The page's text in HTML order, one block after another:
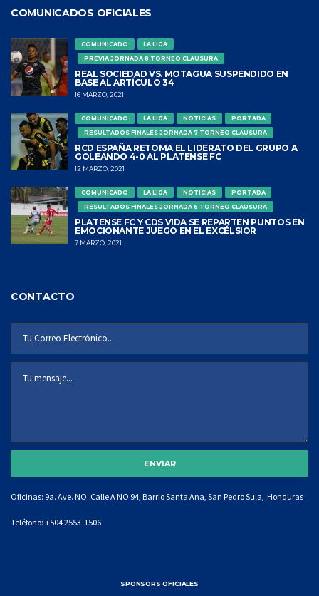
COMUNICADOS OFICIALES
COMUNICADO
LA LIGA
PREVIA JORNADA 8 TORNEO CLAUSURA
REAL SOCIEDAD VS. MOTAGUA SUSPENDIDO EN
BASE AL ARTÍCULO 34
16 MARZO, 2021
COMUNICADO LA LIGA NOTICIAS
PORTADA
RESULTADOS FINALES JORNADA 7 TORNEO CLAUSURA
RCD ESPAÑA RETOMA EL LIDERATO DEL GRUPO A
GOLEANDO 4-0 AL PLATENSE FC
12 MARZO, 2021
COMUNICADO LA LIGA NOTICIAS
PORTADA
RESULTADOS FINALES JORNADA 6 TORNEO CLAUSURA
PLATENSE FC Y CDS VIDA SE REPARTEN PUNTOS EN
EMOCIONANTE JUEGO EN EL EXCÉLSIOR
7 MARZO, 2021
CONTACTO
Oficinas: 9a. Ave. NO. Calle A NO 94, Barrio Santa Ana, San Pedro Sula, Honduras
Teléfono: +504 2553-1506
SPONSORS OFICIALES